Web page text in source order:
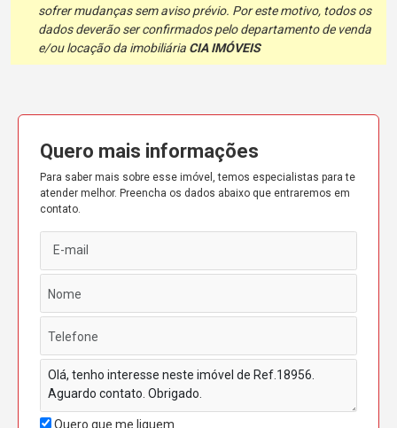
sofrer mudanças sem aviso prévio. Por este motivo, todos os
dados deverão ser confirmados pelo departamento de venda
e/ou locação da imobiliária CIA IMÓVEIS
Quero mais informações
Para saber mais sobre esse imóvel, temos especialistas para te
atender melhor. Preencha os dados abaixo que entraremos em
contato.
Quero que me liguem